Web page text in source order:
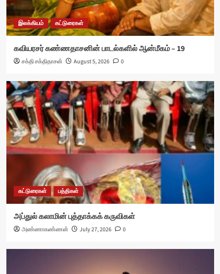
இலக்கியம் கட்டுரைகள்
கவியரசர் கண்ணதாசனின் பாடல்களில் ஆன்மீகம் – 19
சக்தி சக்திதாசன் August 5, 2026 0
கட்டுரைகள் பத்திகள்
அப்துல் கலாமின் புத்தாக்கக் கருவிகள்
அண்ணாகண்ணன் July 27, 2026 0